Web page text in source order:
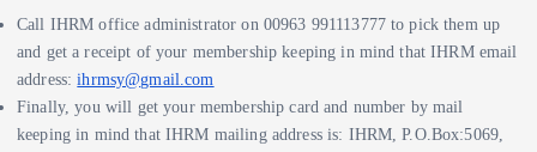
Call IHRM office administrator on 00963 991113777 to pick them up
and get a receipt of your membership keeping in mind that IHRM email
address:ihrmsy@gmail.com
Finally, you will get your membership card and number by mail
keeping in mind that IHRM mailing address is: IHRM, P.O.Box:5069,